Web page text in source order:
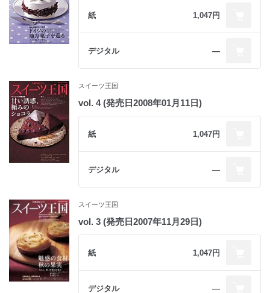
紙 1,047円
デジタル ―
スイーツ王国
vol. 4 (発売日2008年01月11日)
紙 1,047円
デジタル ―
スイーツ王国
vol. 3 (発売日2007年11月29日)
紙 1,047円
デジタル ―